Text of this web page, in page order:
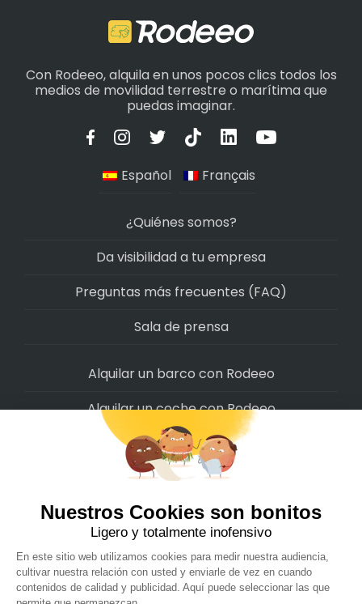
Con Rodeeo, alquila en unos pocos clics todos los
medios de movilidad terrestre o marítima que
puedas imaginar.
Español Français
¿Quiénes somos?
Da visibilidad a tu empresa
Preguntas más frecuentes (FAQ)
Sala de prensa
Alquilar un barco con Rodeeo
Alquilar un coche con Rodeeo
Alquilar una moto con Rodeeo
Alquilar una scooter con Rodeeo
Alquilar una bicicleta con Rodeeo
Alquilar una autocaravana con Rodeeo